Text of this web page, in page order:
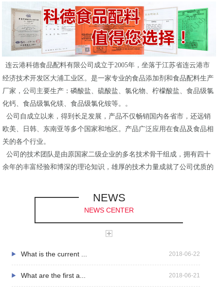
连云港科德食品配料有限公司成立于2005年，坐落于江苏省连云港市
经济技术开发区大浦工业区。是一家专业的食品添加剂和食品配料生产
厂家，公司主要生产：磷酸盐、硫酸盐、氯化物、柠檬酸盐、食品级氯
化钙、食品级氯化镁、食品级氯化铵等。。
公司自成立以来，得到长足发展，产品不仅畅销国内各省市，还远销
欧美、日韩、东南亚等多个国家和地区。产品广泛应用在食品及食品相
关的各个行业。
公司的技术团队是由原国家二级企业的多名技术骨干组成，拥有四十
余年的丰富经验和博深的理论知识，雄厚的技术力量成就了公司优质的
等审核认证，和国内外许多知名企业保持着长久合作。
与各方友商携手并进，共创辉煌。
NEWS
NEWS CENTER
What is the current ... 2018-06-22
What are the first a... 2018-06-21